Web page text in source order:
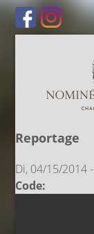
Reportage
Di, 04/15/2014
Code: